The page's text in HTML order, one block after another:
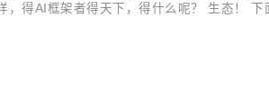
得AI框架者得天下，得什么呢？ 生态！ 下